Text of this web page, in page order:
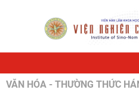
VĂN HÓA - THƯỜNG THỨC